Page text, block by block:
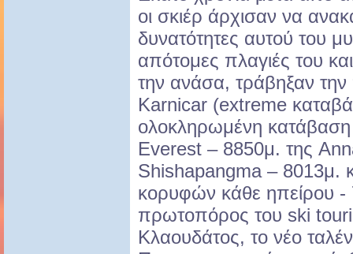
οι σκιέρ άρχισαν να
δυνατότητες αυτού του
απότομες πλαγιές του
την ανάσα, τράβηξαν
Karnicar (extreme
ολοκληρωμένη
Everest – 8850μ. της
Shishapangma – 8013μ.
κορυφών κάθε ηπείρου
πρωτοπόρος του ski
Κλαουδάτος, το νέο